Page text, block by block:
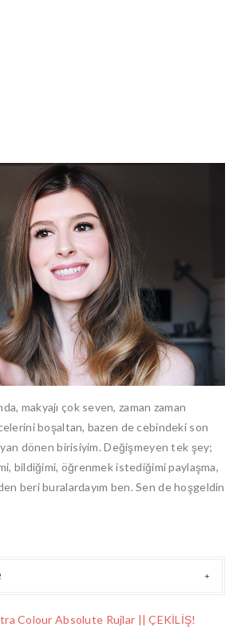
makyajı çok seven, zaman zaman
boşaltan, bazen de cebindeki son
dönen birisiyim. Değişmeyen tek şey;
bildiğimi, öğrenmek istediğimi paylaşma,
beri buralardayım ben. Sen de hoşgeldin
Colour Absolute Rujlar || ÇEKİLİŞ!